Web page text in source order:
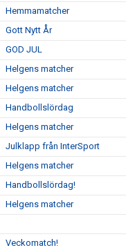
Hemmamatcher
Gott Nytt År
GOD JUL
Helgens matcher
Helgens matcher
Handbollslördag
Helgens matcher
Julklapp från InterSport
Helgens matcher
Handbollslördag!
Helgens matcher
Veckomatch!